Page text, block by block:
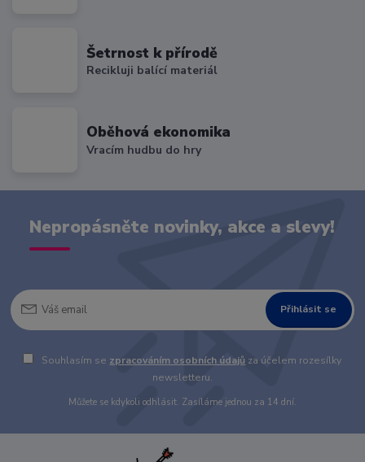
Šetrnost k přírodě
Recikluji balící materiál
Oběhová ekonomika
Vracím hudbu do hry
Nepropásněte novinky, akce a slevy!
Přihlásit se
Souhlasím se zpracováním osobních údajů za účelem rozesílky
newsletteru.
Můžete se kdykoli odhlásit. Zasíláme jednou za 14 dní.